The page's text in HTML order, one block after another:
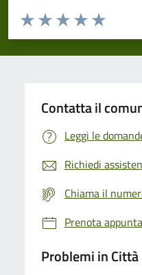
Domanda
Valuta da 1 a 5 stelle la pagina
Valuta 5
Valuta 4
Valuta 3 stelle su
Valuta 2 stelle su 5
Valuta 1 stelle su 5
Contatta il
Leggi le
Richiedi
Chiama il
Prenota
Problemi in Città